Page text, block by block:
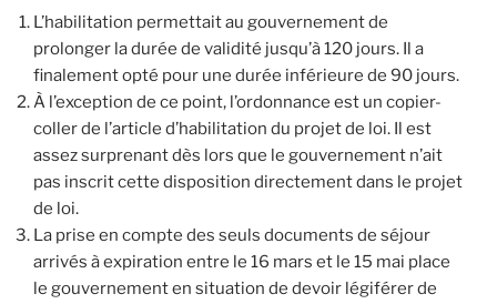
L’habilitation permettait au gouvernement de
prolonger la durée de validité jusqu’à 120 jours. Il a
finalement opté pour une durée inférieure de 90 jours.
À l’exception de ce point, l’ordonnance est un copier-
coller de l’article d’habilitation du projet de loi. Il est
assez surprenant dès lors que le gouvernement n’ait
pas inscrit cette disposition directement dans le projet
de loi.
La prise en compte des seuls documents de séjour
arrivés à expiration entre le 16 mars et le 15 mai place
le gouvernement en situation de devoir légiférer de